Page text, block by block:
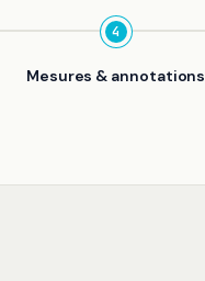
4
Mesures & annotations